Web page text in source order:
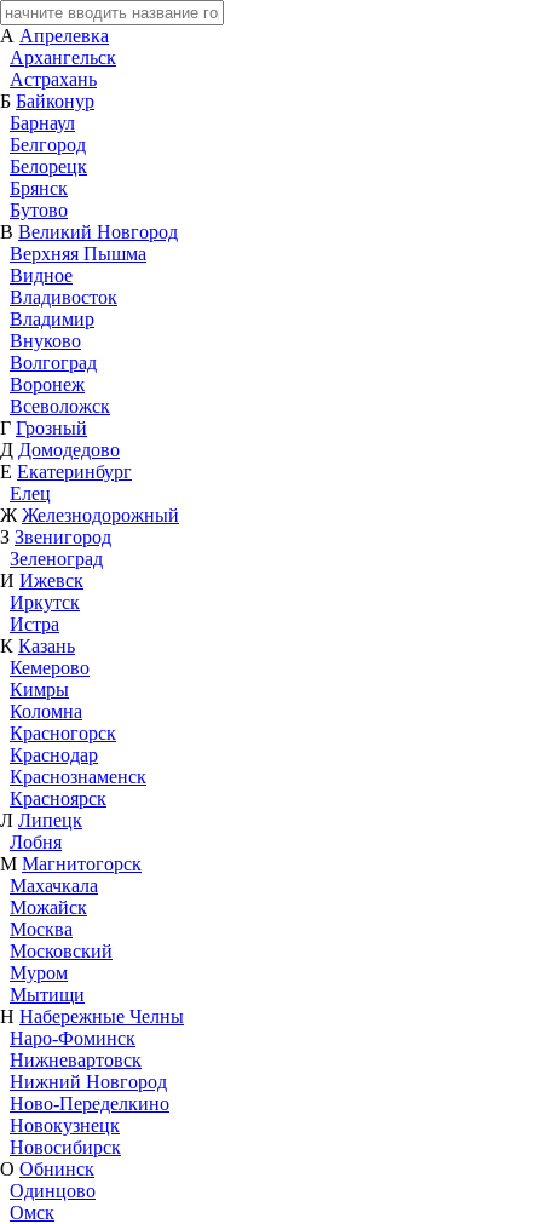
А Апрелевка
Архангельск
Астрахань
Б Байконур
Барнаул
Белгород
Белорецк
Брянск
Бутово
В Великий Новгород
Верхняя Пышма
Видное
Владивосток
Владимир
Внуково
Волгоград
Воронеж
Всеволожск
Г Грозный
Д Домодедово
Е Екатеринбург
Елец
Ж Железнодорожный
З Звенигород
Зеленоград
И Ижевск
Иркутск
Истра
К Казань
Кемерово
Кимры
Коломна
Красногорск
Краснодар
Краснознаменск
Красноярск
Л Липецк
Лобня
М Магнитогорск
Махачкала
Можайск
Москва
Московский
Муром
Мытищи
Н Набережные Челны
Наро-Фоминск
Нижневартовск
Нижний Новгород
Ново-Переделкино
Новокузнецк
Новосибирск
О Обнинск
Одинцово
Омск